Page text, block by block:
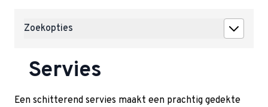
Zoekopties
Servies
Een schitterend servies maakt een prachtig gedekte